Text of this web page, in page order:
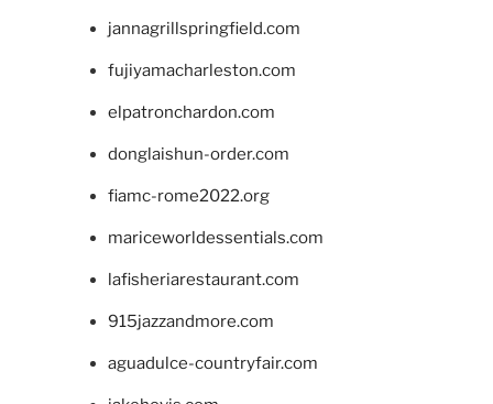
jannagrillspringfield.com
fujiyamacharleston.com
elpatronchardon.com
donglaishun-order.com
fiamc-rome2022.org
mariceworldessentials.com
lafisheriarestaurant.com
915jazzandmore.com
aguadulce-countryfair.com